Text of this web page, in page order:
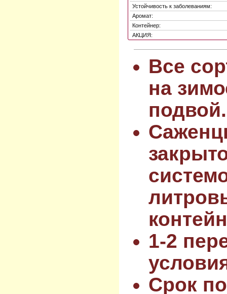
Устойчивость к заболеваниям:
Аромат:
Контейнер:
АКЦИЯ:
Все
на
подвой.
1-2
Срок